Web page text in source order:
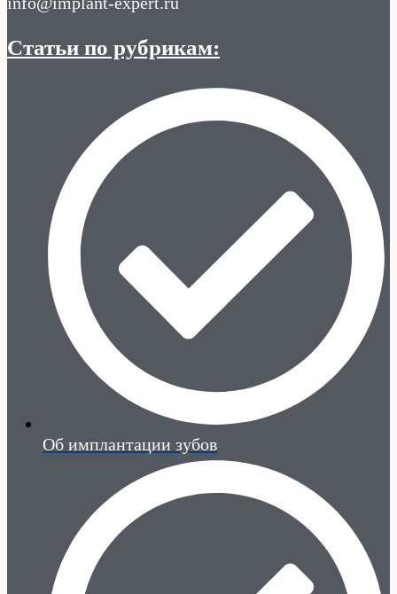
Статьи по рубрикам:
Об имплантации зубов